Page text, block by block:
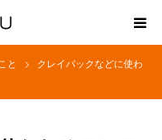
と
クレイパックなどに使わ